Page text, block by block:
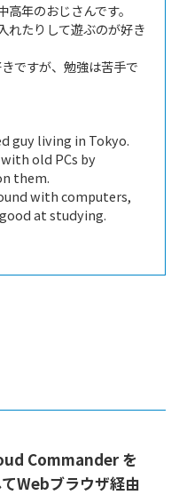
年のおじさんです。
れたりして遊ぶのが好き
ですが、勉強は苦手で
guy living in Tokyo.
old PCs by
them.
with computers,
at studying.
Commander を
Webブラウザ経由